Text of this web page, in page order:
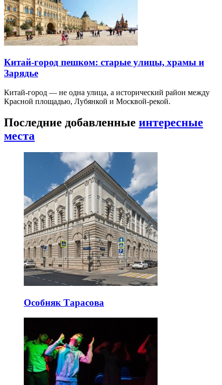
Китай-город пешком: старые улицы, храмы и
Зарядье
Китай-город — не одна улица, а исторический район между
Красной площадью, Лубянкой и Москвой-рекой.
Последние добавленные интересные
места
Особняк Тарасова